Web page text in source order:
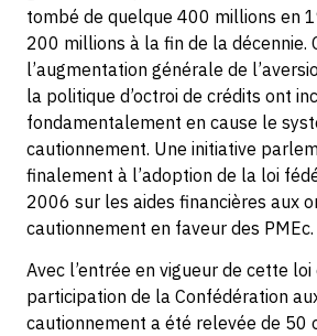
tombé de quelque 400 millions en
200 millions à la fin de la décennie.
l’augmentation générale de
la politique d’octroi de crédits ont
fondamentalement en cause le
cautionnement. Une initiative
finalement à l’adoption de la loi
2006 sur les aides financières aux
cautionnement en faveur des PMEc.
Avec l’entrée en vigueur de cette
participation de la Confédération
cautionnement a été relevée de 50